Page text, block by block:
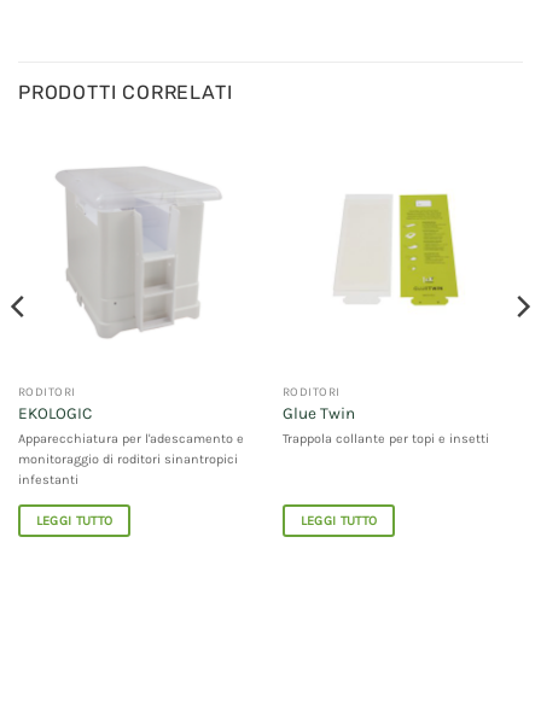
PRODOTTI CORRELATI
RODITORI
EKOLOGIC
Apparecchiatura per l'adescamento e
monitoraggio di roditori sinantropici
infestanti
LEGGI TUTTO
RODITORI
Glue Twin
Trappola collante per topi e insetti
LEGGI TUTTO